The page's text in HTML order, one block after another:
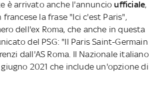
è arrivato anche l'annuncioufficiale,
la frase "Ici c'est Paris",
dell'ex Roma, che anche in questa
del PSG: "Il Paris Saint-Germain
dall'AS Roma. Il Nazionale italiano
2021 che include un'opzione di